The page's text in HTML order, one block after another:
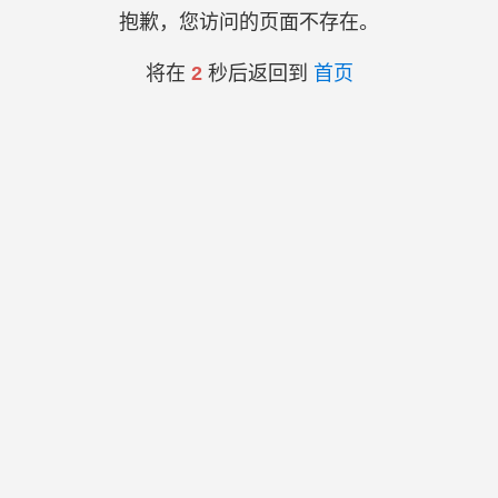
抱歉，您访问的页面不存在。
将在 2秒后返回到 首页